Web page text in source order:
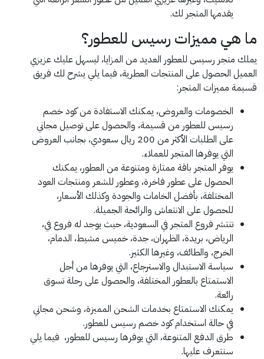
يقدمها المتجر لك.
ما هي مميزات رسيس للعطور؟
يملك متجر رسيس للعطور العديد من المزايا، ليسهل عليك عزيزي
العميل الحصول على المنتجات العطرية، فيما يلي يشرح لك فريق
قسيمة مميزات المتجر:
الخصومات والعروض، يمكنك الاستفادة من كود خصم
رسيس للعطور من قسيمة، والحصول على توصيل مجاني
على الطلبات الأكثر من 200 ريال سعودي، بجانب العروض
التي يوفرها المتجر للعملاء.
يوفر المتجر باقة ممتازة ومتنوعة من العطور، يمكنك
الحصول على عطور فاخرة، وعطور للشعر ومنتجات العود
المختلفة، بأفضل الخامات والجودة وكذلك الأسعار،
للحصول على الانتعاش والرائحة الجميلة.
تنتشر فروع المتجر في السعودية، حيث يوجد له فروع في،
الرياض، بريدة، الظهران، جدة، خميس مشيط، الدمام،
الخرج، والطائف، وغيرها الكثير.
سياسة الاستبدال والاسترجاع، التي يوفرها من أجل
الاستمتاع بالعطور المختلفة، والحصول على رحلة تسوق
رائعة.
يمكنك الاستمتاع بخدمات الشحن المميزة، وشحن مجاني
في حالة استخدام كود خصم رسيس للعطور.
طرق الدفع المتنوعة، التي يوفرها رسيس للعطور، فيما يلي
سنتعرف عليها.